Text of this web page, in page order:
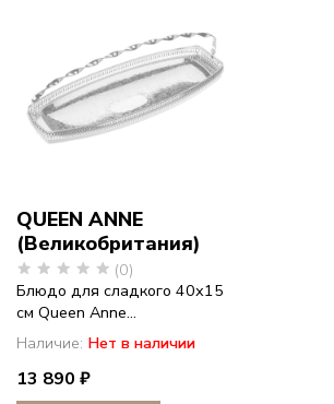
QUEEN ANNE
(Великобритания)
(0)
Блюдо для сладкого 40х15
см Queen Anne...
Наличие: Нет в наличии
13 890 ₽